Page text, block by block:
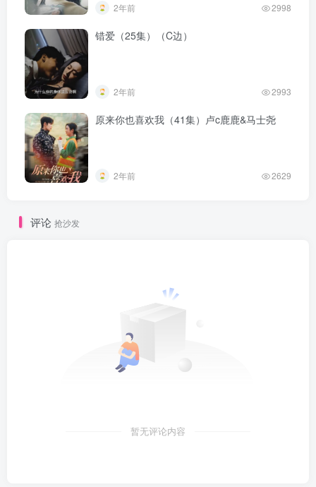
2年前 2998
错爱（25集）（C边）
2年前 2993
原来你也喜欢我（41集）卢c鹿鹿&马士尧
2年前 2629
评论 抢沙发
暂无评论内容